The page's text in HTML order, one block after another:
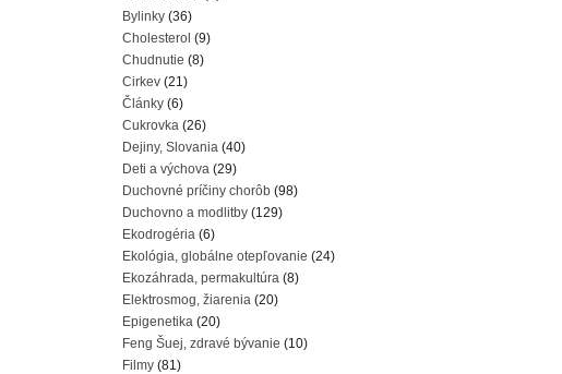
Bylinky (36)
Cholesterol (9)
Chudnutie (8)
Cirkev (21)
Články (6)
Cukrovka (26)
Dejiny, Slovania (40)
Deti a výchova (29)
Duchovné príčiny chorôb (98)
Duchovno a modlitby (129)
Ekodrogéria (6)
Ekológia, globálne otepľovanie (24)
Ekozáhrada, permakultúra (8)
Elektrosmog, žiarenia (20)
Epigenetika (20)
Feng Šuej, zdravé bývanie (10)
Filmy (81)